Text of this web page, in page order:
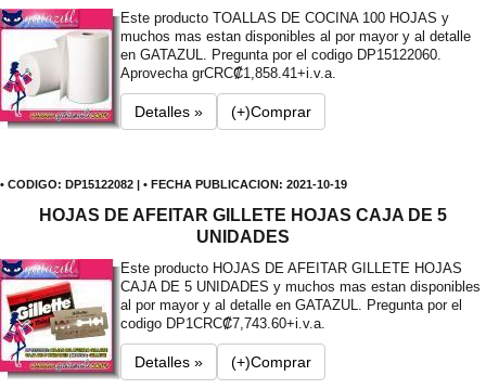
Este producto TOALLAS DE COCINA 100 HOJAS y
muchos mas estan disponibles al por mayor y al detalle
en GATAZUL. Pregunta por el codigo DP15122060.
Aprovecha grCRC₡1,858.41+i.v.a.
Detalles » (+)Comprar
• CODIGO: DP15122082 | • FECHA PUBLICACION: 2021-10-19
HOJAS DE AFEITAR GILLETE HOJAS CAJA DE 5
UNIDADES
Este producto HOJAS DE AFEITAR GILLETE HOJAS
CAJA DE 5 UNIDADES y muchos mas estan disponibles
al por mayor y al detalle en GATAZUL. Pregunta por el
codigo DP1CRC₡7,743.60+i.v.a.
Detalles » (+)Comprar